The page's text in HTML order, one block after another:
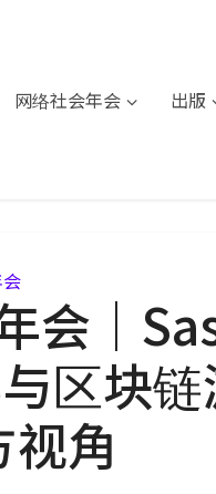
网络社会年会 出版
会｜
区块链
角